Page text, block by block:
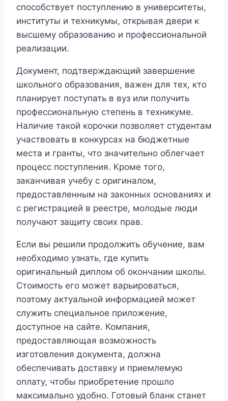
способствует поступлению в университеты,
институты и техникумы, открывая двери к
высшему образованию и профессиональной
реализации.
Документ, подтверждающий завершение
школьного образования, важен для тех, кто
планирует поступать в вуз или получить
профессиональную степень в техникуме.
Наличие такой корочки позволяет студентам
участвовать в конкурсах на бюджетные
места и гранты, что значительно облегчает
процесс поступления. Кроме того,
заканчивая учебу с оригиналом,
предоставленным на законных основаниях и
с регистрацией в реестре, молодые люди
получают защиту своих прав.
Если вы решили продолжить обучение, вам
необходимо узнать, где купить
оригинальный диплом об окончании школы.
Стоимость его может варьироваться,
поэтому актуальной информацией может
служить специальное приложение,
доступное на сайте. Компания,
предоставляющая возможность
изготовления документа, должна
обеспечивать доставку и приемлемую
оплату, чтобы приобретение прошло
максимально удобно. Готовый бланк станет